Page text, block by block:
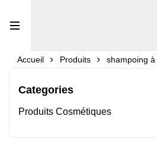
Accueil Produits shampoing à
Categories
Produits Cosmétiques